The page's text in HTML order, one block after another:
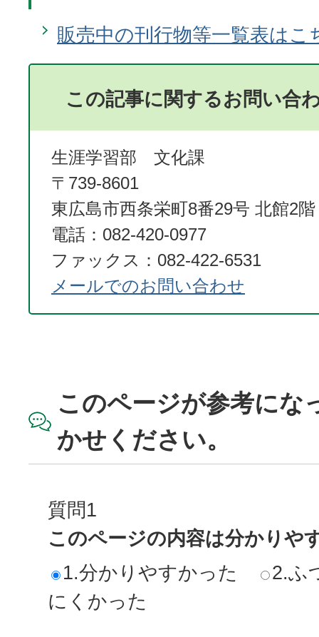
販売中の刊行物等一覧表はこ
この記事に関するお問い合
生涯学習部 文化課
〒739-8601
東広島市西条栄町8番29号 北館2階
電話：082-420-0977
ファックス：082-422-6531
メールでのお問い合わせ
このページが参考にな
かせください。
質問1
このページの内容は分かりや
1.分かりやすかった
2.ふ
にくかった